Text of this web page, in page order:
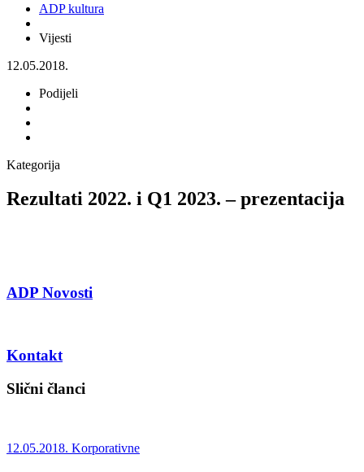
ADP kultura
Vijesti
12.05.2018.
Podijeli
Kategorija
Rezultati 2022. i Q1 2023. – prezentacija
ADP Novosti
Kontakt
Slični članci
12.05.2018. Korporativne